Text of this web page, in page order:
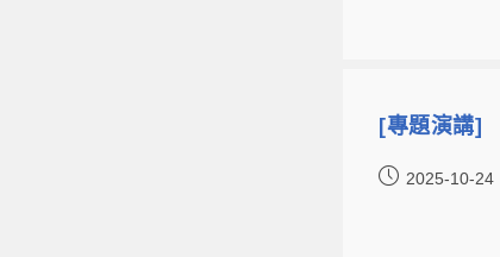
[專題演講]
2025-10-24